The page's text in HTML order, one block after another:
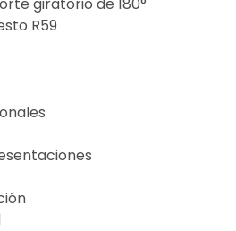
giratorio de 180°
R59